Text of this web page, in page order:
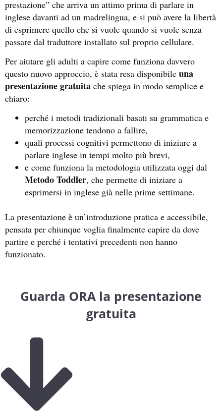
prestazione” che arriva un attimo prima di parlare in
inglese davanti ad un madrelingua, e si può avere la libertà
di esprimere quello che si vuole quando si vuole senza
passare dal traduttore installato sul proprio cellulare.
Per aiutare gli adulti a capire come funziona davvero
questo nuovo approccio, è stata resa disponibile una
presentazione gratuita che spiega in modo semplice e
chiaro:
perché i metodi tradizionali basati su grammatica e
memorizzazione tendono a fallire,
quali processi cognitivi permettono di iniziare a
parlare inglese in tempi molto più brevi,
e come funziona la metodologia utilizzata oggi dal
Metodo Toddler, che permette di iniziare a
esprimersi in inglese già nelle prime settimane.
La presentazione è un’introduzione pratica e accessibile,
pensata per chiunque voglia finalmente capire da dove
partire e perché i tentativi precedenti non hanno
funzionato.
Guarda ORA la presentazione
gratuita